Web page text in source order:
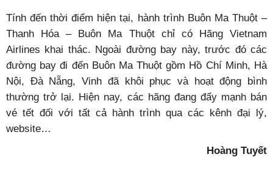
Tính đến thời điểm hiện tại, hành trình Buôn Ma Thuột –
Thanh Hóa – Buôn Ma Thuột chỉ có Hãng Vietnam
Airlines khai thác. Ngoài đường bay này, trước đó các
đường bay đi đến Buôn Ma Thuột gồm Hồ Chí Minh, Hà
Nội, Đà Nẵng, Vinh đã khôi phục và hoạt động bình
thường trở lại. Hiện nay, các hãng đang đẩy mạnh bán
vé tết đối với tất cả hành trình qua các kênh đại lý,
website…
Hoàng Tuyết